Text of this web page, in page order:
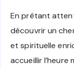
En prêtant
découvrir un
et spirituelle
accueillir l’heure